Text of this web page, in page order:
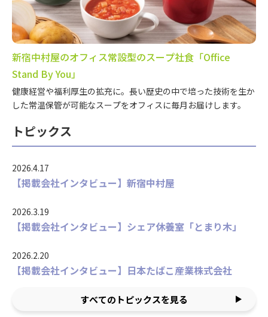
新宿中村屋のオフィス常設型のスープ社食「Office
Stand By You」
健康経営や福利厚生の拡充に。長い歴史の中で培った技術を生か
した常温保管が可能なスープをオフィスに毎月お届けします。
トピックス
2026.4.17
【掲載会社インタビュー】新宿中村屋
2026.3.19
【掲載会社インタビュー】シェア休養室「とまり木」
2026.2.20
【掲載会社インタビュー】日本たばこ産業株式会社
すべてのトピックスを見る